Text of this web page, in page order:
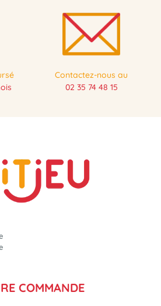
Contactez-nous au
02 35 74 48 15
COMMANDE